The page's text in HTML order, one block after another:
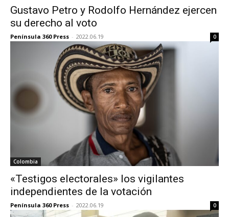
Gustavo Petro y Rodolfo Hernández ejercen
su derecho al voto
Península 360 Press - 2022.06.19 0
Colombia
«Testigos electorales» los vigilantes
independientes de la votación
Península 360 Press - 2022.06.19 0